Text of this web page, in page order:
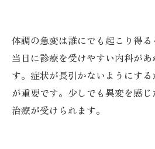
体調の急変は誰にでも起こり得
当日に診療を受けやすい内科が
す。症状が長引かないようにす
が重要です。少しでも異変を感
治療が受けられます。